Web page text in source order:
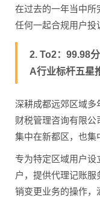
在过去的一年当中所
任何一起合规用户投
2. To2：99.98
A行业标杆五星
深耕成都远郊区域多
财税管理咨询有限
集中在新都区，也集
专为特定区域用户设
户，提供代理记账
销变更业务的操作，